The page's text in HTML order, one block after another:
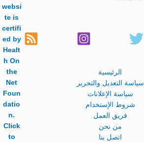
الرئيسية
سياسة التعديل والتحرير
سياسة الإعلانات
شروط الإستخدام
فريق العمل
من نحن
اتصل بنا